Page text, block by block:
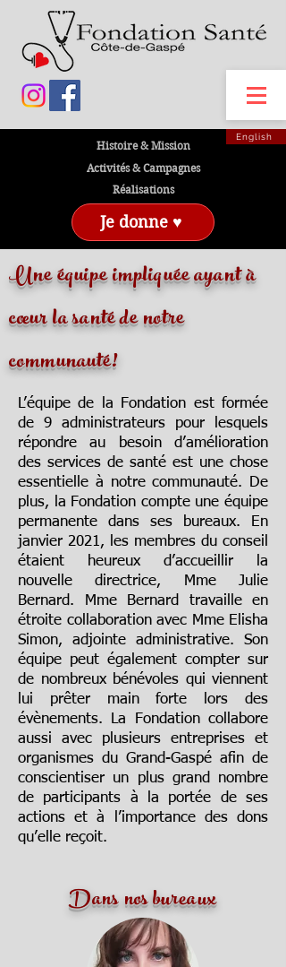
Histoire & Mission
English
Activités & Campagnes
Réalisations
Je donne ♥
Une équipe impliquée ayant à
cœur la santé de notre
communauté!
L’équipe de la Fondation est formée
de 9 administrateurs pour lesquels
répondre au besoin d’amélioration
des services de santé est une chose
essentielle à notre communauté. De
plus, la Fondation compte une équipe
permanente dans ses bureaux. En
janvier 2021, les membres du conseil
étaient heureux d’accueillir la
nouvelle directrice, Mme Julie
Bernard. Mme Bernard travaille en
étroite collaboration avec Mme Elisha
Simon, adjointe administrative. Son
équipe peut également compter sur
de nombreux bénévoles qui viennent
lui prêter main forte lors des
évènements. La Fondation collabore
aussi avec plusieurs entreprises et
organismes du Grand-Gaspé afin de
conscientiser un plus grand nombre
de participants à la portée de ses
actions et à l’importance des dons
qu’elle reçoit.
Dans nos bureaux